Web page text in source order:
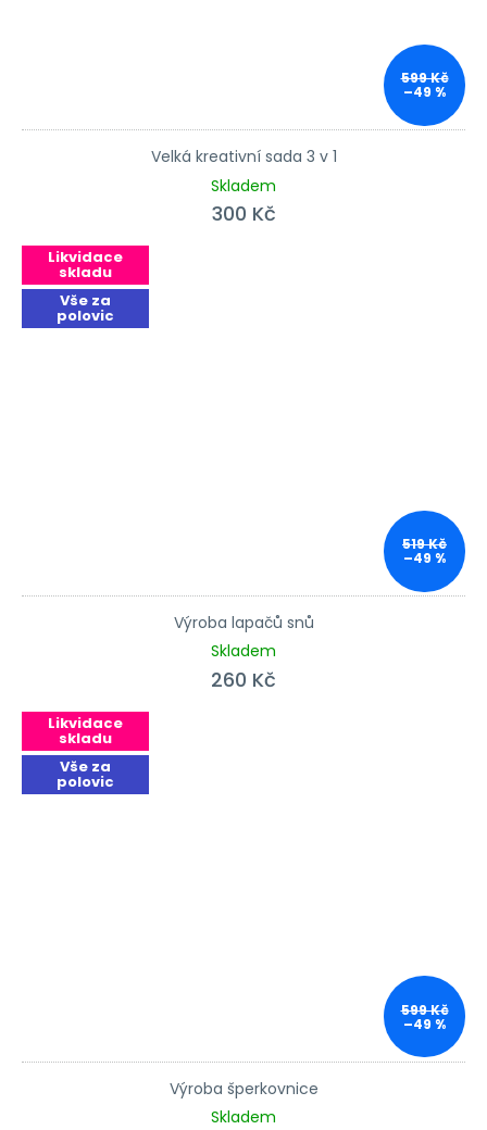
599 Kč
–49 %
Velká kreativní sada 3 v 1
Skladem
300 Kč
Likvidace
skladu
Vše za
polovic
519 Kč
–49 %
Výroba lapačů snů
Skladem
260 Kč
Likvidace
skladu
Vše za
polovic
599 Kč
–49 %
Výroba šperkovnice
Skladem